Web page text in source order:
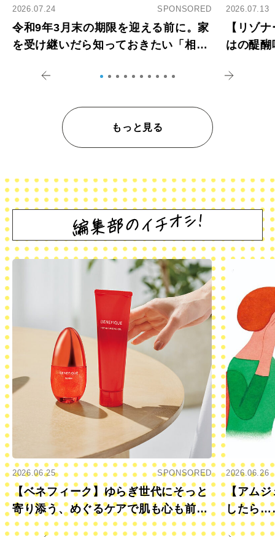
2026.07.24 SPONSORED
令和9年3月末の期限を迎える前に。家
を受け継いだら知っておきたい「相続
2026.07.13
【リゾ
はの醍
もっと見る
2026.06.25 SPONSORED
【ベネフィーク】ゆらぎ世代にそっと
寄り添う、めぐるケアで肌も心も前向
きに
2026.06.26
【アムジ
したら
すか？